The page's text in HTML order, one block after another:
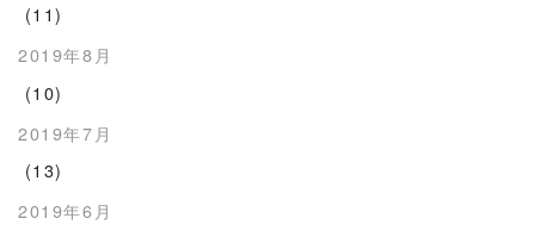
(11)
2019年8月
(10)
2019年7月
(13)
2019年6月